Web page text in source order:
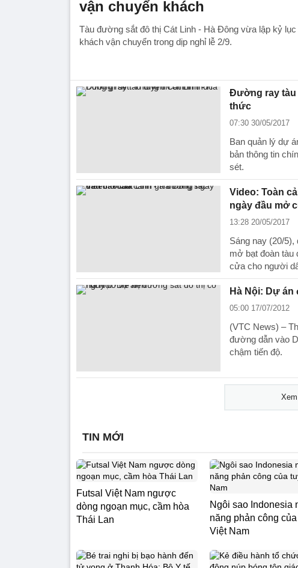
vận chuyển khách
Tàu đường sắt đô thị Cát Linh - Hà Đông vừa lập kỷ
khách vận chuyển trong dịp nghỉ lễ 2/9.
Đường ray tàu
thức
07:30 30/05/2017
Ban quản lý dự
bản thông tin
sét.
Video: Toàn
ngày đầu mở
13:28 20/05/2017
Sáng nay (20/
mở bạt đoàn tàu
cửa cho người
Hà Nội: Dự
05:00 17/07/2012
(VTC News) –
đường dẫn vào
chậm tiến độ.
TIN MỚI
Futsal Việt Nam ngược
dòng ngoạn mục, cầm hòa
Thái Lan
Ngôi sao Indonesia
năng phản công
Việt Nam